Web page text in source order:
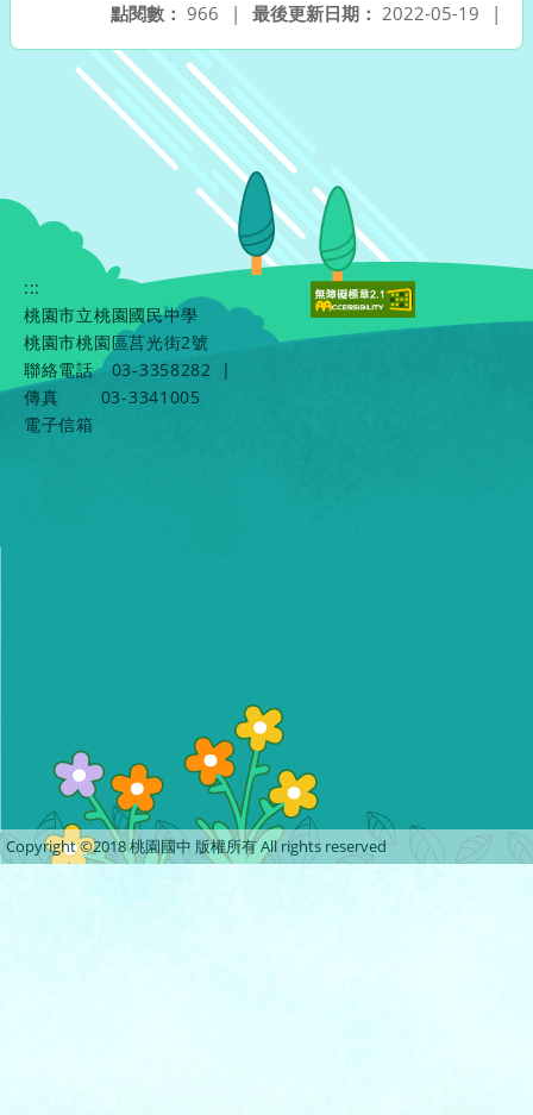
最後更新日期： 2022-05-19 |
點閱數： 966 |
:::
桃園市立桃園國民中學
桃園市桃園區莒光街2號
聯絡電話
03-3358282
|
傳真
03-3341005
電子信箱
Copyright ©2018 桃園國中 版權所有 All rights reserved